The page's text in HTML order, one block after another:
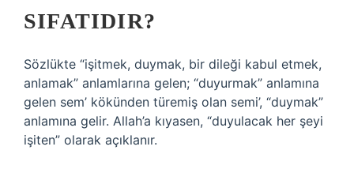
SIFATIDIR?
Sözlükte “işitmek, duymak, bir dileği kabul etmek,
anlamak” anlamlarına gelen; “duyurmak” anlamına
gelen sem’ kökünden türemiş olan semi’, “duymak”
anlamına gelir. Allah’a kıyasen, “duyulacak her şeyi
işiten” olarak açıklanır.